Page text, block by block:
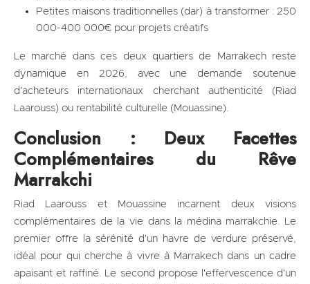
Petites maisons traditionnelles (dar) à transformer : 250
000-400 000€ pour projets créatifs
Le marché dans ces deux quartiers de Marrakech reste
dynamique en 2026, avec une demande soutenue
d'acheteurs internationaux cherchant authenticité (Riad
Laarouss) ou rentabilité culturelle (Mouassine).
Conclusion : Deux Facettes
Complémentaires du Rêve
Marrakchi
Riad Laarouss et Mouassine incarnent deux visions
complémentaires de la vie dans la médina marrakchie. Le
premier offre la sérénité d'un havre de verdure préservé,
idéal pour qui cherche à vivre à Marrakech dans un cadre
apaisant et raffiné. Le second propose l'effervescence d'un